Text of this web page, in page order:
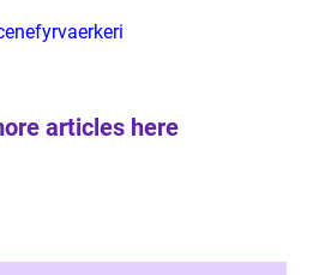
articles here